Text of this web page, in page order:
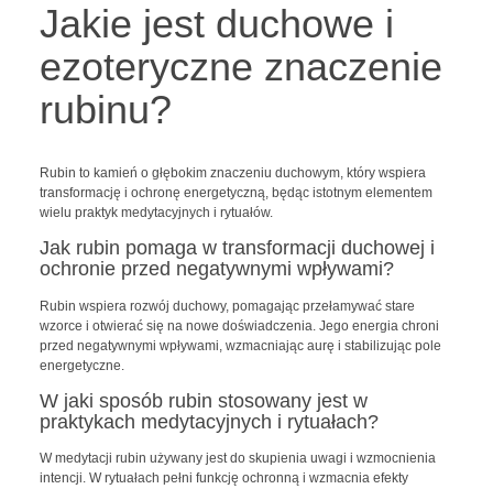
Jakie jest duchowe i
ezoteryczne znaczenie
rubinu?
Rubin to kamień o głębokim znaczeniu duchowym, który wspiera
transformację i ochronę energetyczną, będąc istotnym elementem
wielu praktyk medytacyjnych i rytuałów.
Jak rubin pomaga w transformacji duchowej i
ochronie przed negatywnymi wpływami?
Rubin wspiera rozwój duchowy, pomagając przełamywać stare
wzorce i otwierać się na nowe doświadczenia. Jego energia chroni
przed negatywnymi wpływami, wzmacniając aurę i stabilizując pole
energetyczne.
W jaki sposób rubin stosowany jest w
praktykach medytacyjnych i rytuałach?
W medytacji rubin używany jest do skupienia uwagi i wzmocnienia
intencji. W rytuałach pełni funkcję ochronną i wzmacnia efekty